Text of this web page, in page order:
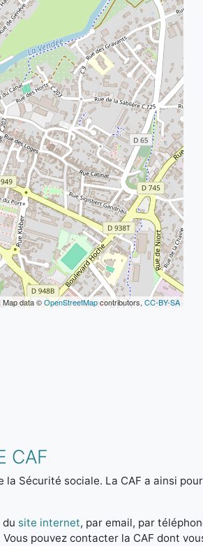
| Map data ©OpenStreetMapcontributors, CC-BY-SA
CAF
la Sécurité sociale. La CAF a ainsi
site internet, par email, par
pouvez contacter la CAF dont